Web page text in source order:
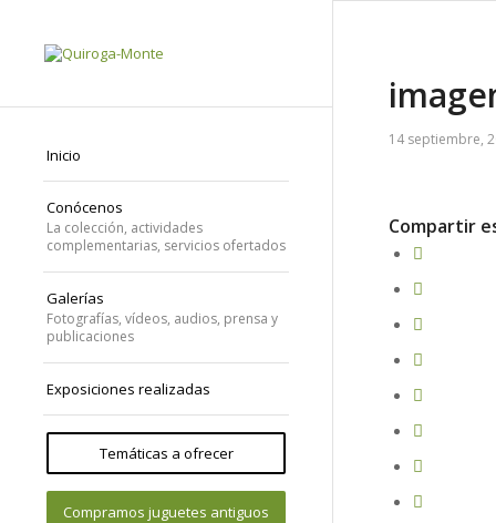
Inicio
Conócenos
La colección, actividades
complementarias, servicios ofertados
Galerías
Fotografías, vídeos, audios, prensa y
publicaciones
Exposiciones realizadas
Temáticas a ofrecer
Compramos juguetes antiguos
14 septiembre,
Compartir